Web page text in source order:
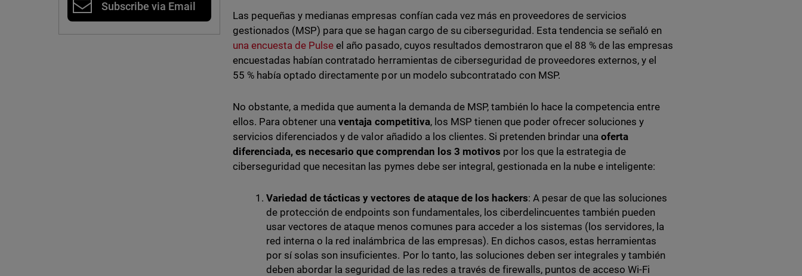
Subscribe via Email
Las pequeñas y medianas empresas confían cada vez más en proveedores de servicios
gestionados (MSP) para que se hagan cargo de su ciberseguridad. Esta tendencia se señaló en
una encuesta de Pulse el año pasado, cuyos resultados demostraron que el 88 % de las empresas
encuestadas habían contratado herramientas de ciberseguridad de proveedores externos, y el
55 % había optado directamente por un modelo subcontratado con MSP.
No obstante, a medida que aumenta la demanda de MSP, también lo hace la competencia entre
ellos. Para obtener unaventaja competitiva, los MSP tienen que poder ofrecer soluciones y
servicios diferenciados y de valor añadido a los clientes. Si pretenden brindar unaoferta
diferenciada, es necesario que comprendan los 3 motivos por los que la estrategia de
ciberseguridad que necesitan las pymes debe ser integral, gestionada en la nube e inteligente:
Variedad de tácticas y vectores de ataque de los hackers: A pesar de que las soluciones
de protección de endpoints son fundamentales, los ciberdelincuentes también pueden
usar vectores de ataque menos comunes para acceder a los sistemas (los servidores, la
red interna o la red inalámbrica de las empresas). En dichos casos, estas herramientas
por sí solas son insuficientes. Por lo tanto, las soluciones deben ser integrales y también
deben abordar la seguridad de las redes a través de firewalls, puntos de acceso Wi-Fi